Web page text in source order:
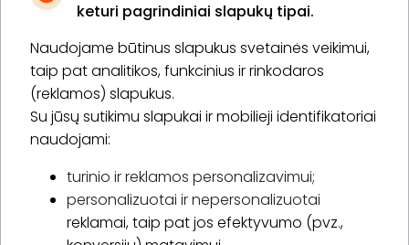
keturi pagrindiniai slapukų tipai.
Naudojame būtinus slapukus svetainės veikimui,
taip pat analitikos, funkcinius ir rinkodaros
(reklamos) slapukus.
Su jūsų sutikimu slapukai ir mobilieji identifikatoriai
naudojami:
turinio ir reklamos personalizavimui;
personalizuotai ir nepersonalizuotai
reklamai, taip pat jos efektyvumo (pvz.,
* Susipažinau su privatumo politika
Prenumeruoti
Apie „BookitNow“